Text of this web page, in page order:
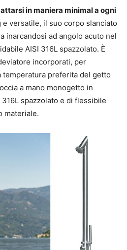
in maniera minimal a ogni
e versatile, il suo corpo slanciato
inarcandosi ad angolo acuto nel
AISI 316L spazzolato. È
incorporati, per
temperatura preferita del getto
a mano monogetto in
spazzolato e di flessibile
materiale.